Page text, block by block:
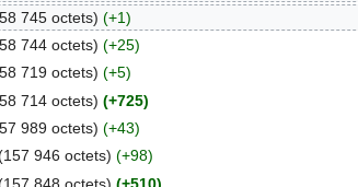
745 octets) (+1)
744 octets) (+25)
719 octets) (+5)
714 octets) (+725)
989 octets) (+43)
946 octets) (+98)